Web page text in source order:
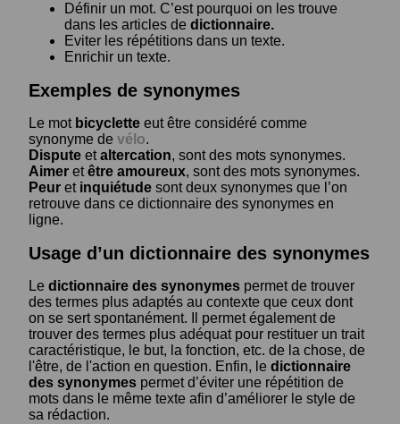
Définir un mot. C’est pourquoi on les trouve
dans les articles de dictionnaire.
Eviter les répétitions dans un texte.
Enrichir un texte.
Exemples de synonymes
Le mot bicyclette eut être considéré comme
synonyme de vélo.
Dispute etaltercation, sont des mots synonymes.
Aimer etêtre amoureux, sont des mots synonymes.
Peur et inquiétude sont deux synonymes que l’on
retrouve dans ce dictionnaire des synonymes en
ligne.
Usage d’un dictionnaire des synonymes
Le dictionnaire des synonymes permet de trouver
des termes plus adaptés au contexte que ceux dont
on se sert spontanément. Il permet également de
trouver des termes plus adéquat pour restituer un trait
caractéristique, le but, la fonction, etc. de la chose, de
l'être, de l'action en question. Enfin, le dictionnaire
des synonymes permet d’éviter une répétition de
mots dans le même texte afin d’améliorer le style de
sa rédaction.